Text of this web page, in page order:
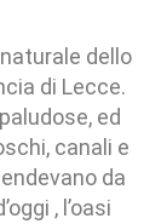
dello
di Lecce.
ed
canali e
da
, l’oasi